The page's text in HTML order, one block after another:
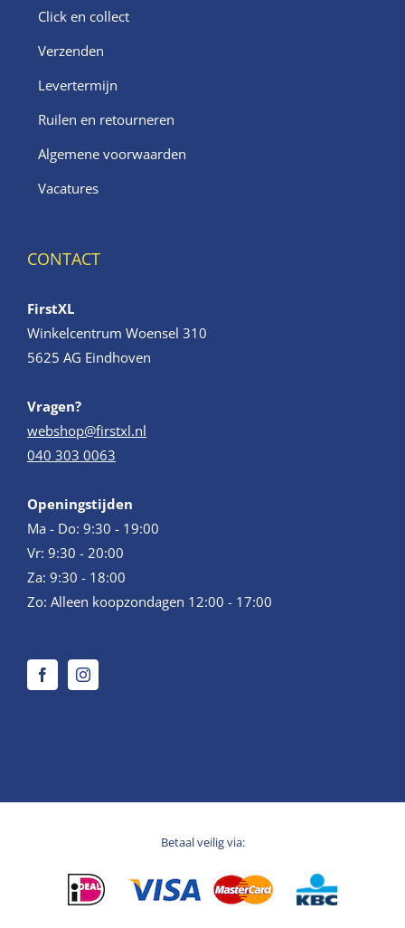
Click en collect
Verzenden
Levertermijn
Ruilen en retourneren
Algemene voorwaarden
Vacatures
CONTACT
FirstXL
Winkelcentrum Woensel 310
5625 AG Eindhoven
Vragen?
webshop@firstxl.nl
040 303 0063
Openingstijden
Ma - Do: 9:30 - 19:00
Vr: 9:30 - 20:00
Za: 9:30 - 18:00
Zo: Alleen koopzondagen 12:00 - 17:00
Betaal veilig via: